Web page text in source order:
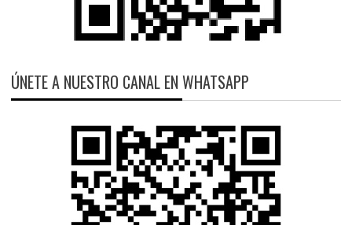
ÚNETE A NUESTRO CANAL EN WHATSAPP